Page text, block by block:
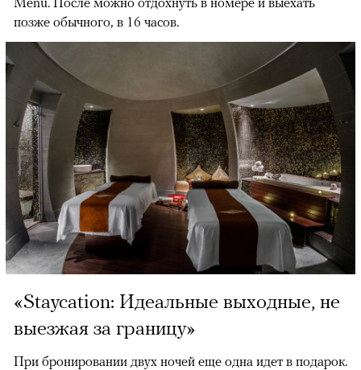
позже обычного, в 16 часов.
«Staycation: Идеальные выходные, не
выезжая за границу»
При бронировании двух ночей еще одна идет в подарок.